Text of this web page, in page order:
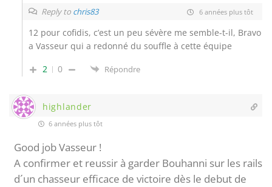
Reply to chris83 6 années plus tôt
12 pour cofidis, c’est un peu sévère me semble-t-il, Bravo
a Vasseur qui a redonné du souffle à cette équipe
2
0 Répondre
highlander
6 années plus tôt
Good job Vasseur !
A confirmer et reussir à garder Bouhanni sur les rails
d´un chasseur efficace de victoire dès le debut de